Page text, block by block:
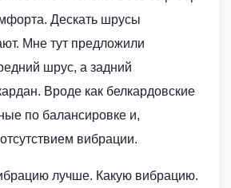
Дескать шрусы
Мне тут предложили
шрус, а задний
Вроде как белкардовские
по балансировке и,
вибрации.
лучше. Какую вибрацию.